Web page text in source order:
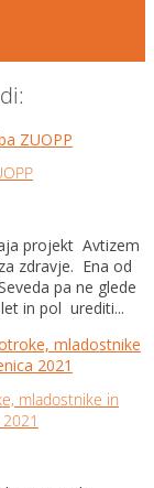
projekt Avtizem
zdravje. Ena od
pa ne glede
in pol urediti...
mladostnike in